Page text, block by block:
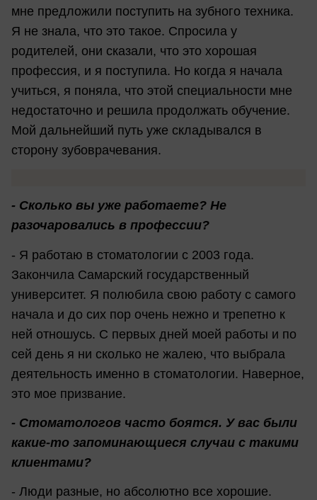
мне предложили поступить на зубного техника.
Я не знала, что это такое. Спросила у
родителей, они сказали, что это хорошая
профессия, и я поступила. Но когда я начала
учиться, я поняла, что этой специальности мне
недостаточно и решила продолжать обучение.
Мой дальнейший путь уже складывался в
сторону зубоврачевания.
- Сколько вы уже работаете? Не
разочаровались в профессии?
- Я работаю в стоматологии с 2003 года.
Закончила Самарский государственный
университет. Я полюбила свою работу с самого
начала и до сих пор очень нежно и трепетно к
ней отношусь. С первых дней моей работы и по
сей день я ни сколько не жалею, что выбрала
деятельность именно в стоматологии. Наверное,
это мое призвание.
- Стоматологов часто боятся. У вас были
какие-то запоминающиеся случаи с такими
клиентами?
- Люди разные, но абсолютно все хорошие.